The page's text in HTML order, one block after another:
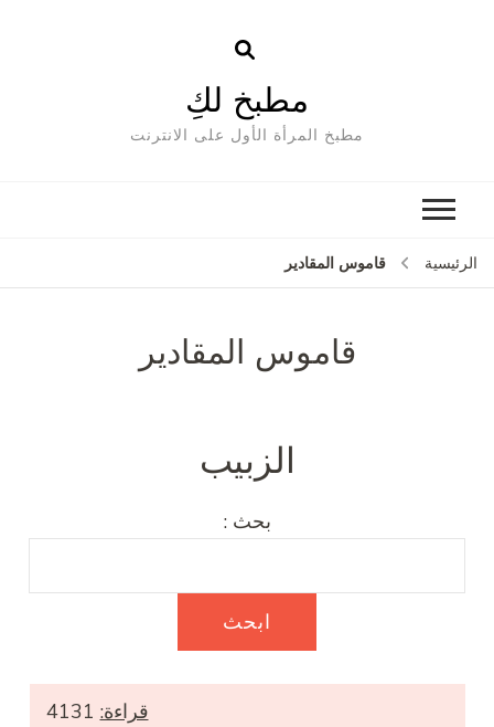
مطبخ لكِ
مطبخ المرأة الأول على الانترنت
الرئيسية قاموس المقادير
قاموس المقادير
الزبيب
بحث :
قراءة: